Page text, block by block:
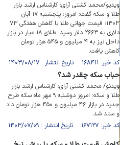
ویدیو/محمد کشتی آرای؛ کارشناس ارشد بازار
طلا و سکه گفت: امروز؛ پنجشنبه ۱۷ آبان
۱۴۰۳؛ قیمت جهانی طلا با کاهش هفتگی ۷۳
دلاری به ۲۶۶۳ دلار رسید. طلای ۱۸ عیار در بازار
داخل نیز به ۴ میلیون و ۵۴۵ هزار تومان
کاهش یافت.
کد خبر: ۱۶۸۴۱۱ تاریخ انتشار : ۱۴۰۳/۰۸/۱۷
حباب سکه چقدر شد؟
ویدئو/ محمد کشتی آرای؛ کارشناس ارشد بازار
طلا و سکه: امروز دوشنبه ۹ مهر ماه سکه طرح
جدید در بازار ۴۶ میلیون و ۴۵۰ هزار تومان داد
و ستد شد.
کد خبر: ۱۶۷۱۲۷ تاریخ انتشار : ۱۴۰۳/۰۷/۰۹